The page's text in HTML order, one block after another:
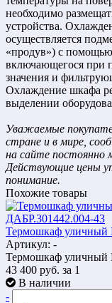
необходимо
устройства.
осуществляется
«продув») с
включающегося при
значения и
Охлаждение шкафа
выделении
Уважаемые
стране и в мире,
на сайте постоянно
Действующие цены
понимание.
Похожие товары
Термошкаф уличный
Артикул: -
Термошкаф уличный
43 400 руб. за 1
В наличии
-